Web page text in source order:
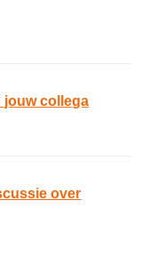
jouw collega
over